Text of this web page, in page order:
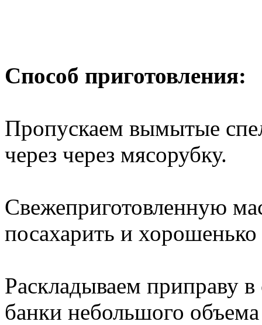
Способ приготовления:
Пропускаем вымытые
через через мясорубку.
Свежеприготовленную
посахарить и
Раскладываем приправу
банки небольшого